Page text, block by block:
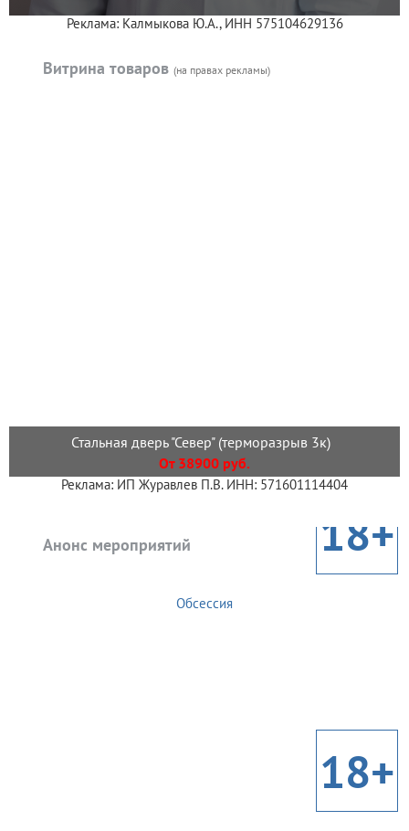
Реклама: Калмыкова Ю.А., ИНН 575104629136
Витрина товаров (на правах рекламы)
Стальная дверь "Север" (терморазрыв 3к)
От 38900 руб.
Реклама: ИП Журавлев П.В. ИНН: 571601114404
Анонс мероприятий 18+
Обсессия
18+